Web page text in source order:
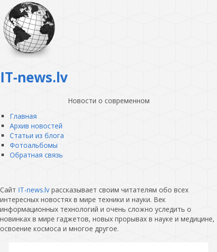
IT-news.lv
Новости о современном
Главная
Архив новостей
Статьи из блога
Фотоальбомы
Обратная связь
Сайт IT-news.lv рассказывает своим читателям обо всех
интересных новостях в мире техники и науки. Век
информационных технологий и очень сложно уследить о
новинках в мире гаджетов, новых прорывах в науке и медицине,
освоение космоса и многое другое.